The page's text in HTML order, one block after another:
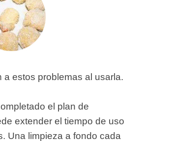
estos problemas al usarla.
el plan de
extender el tiempo de uso
Una limpieza a fondo cada